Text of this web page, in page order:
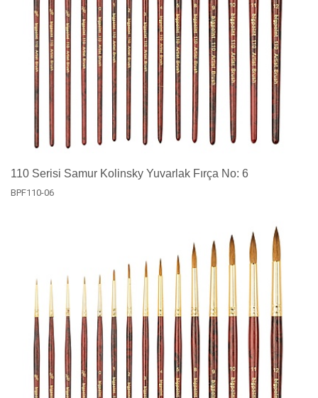
110 Serisi Samur Kolinsky Yuvarlak Fırça No: 6
BPF110-06